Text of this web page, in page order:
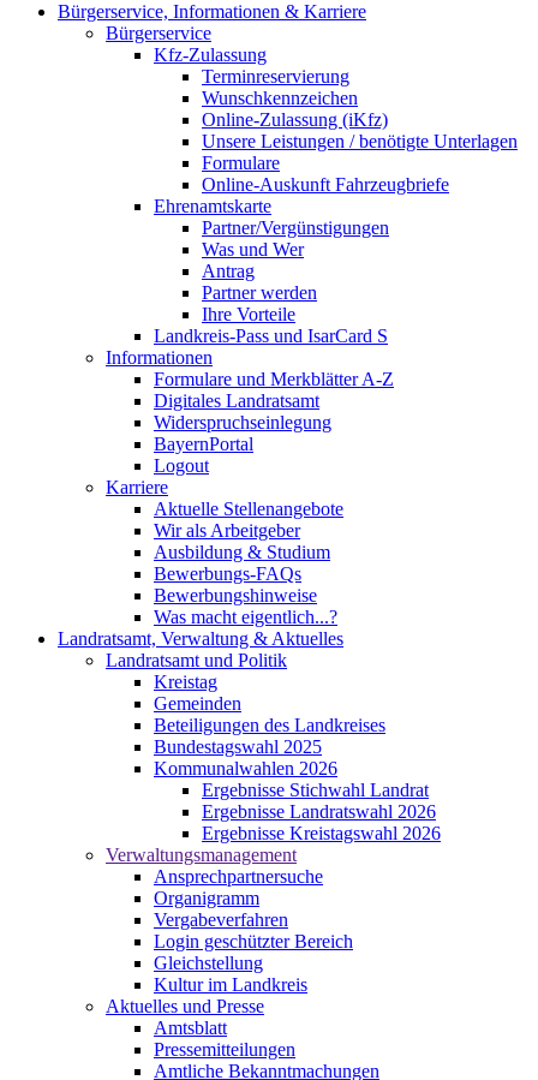
Bürgerservice, Informationen & Karriere
Bürgerservice
Kfz-Zulassung
Terminreservierung
Wunschkennzeichen
Online-Zulassung (iKfz)
Unsere Leistungen / benötigte Unterlagen
Formulare
Online-Auskunft Fahrzeugbriefe
Ehrenamtskarte
Partner/Vergünstigungen
Was und Wer
Antrag
Partner werden
Ihre Vorteile
Landkreis-Pass und IsarCard S
Informationen
Formulare und Merkblätter A-Z
Digitales Landratsamt
Widerspruchseinlegung
BayernPortal
Logout
Karriere
Aktuelle Stellenangebote
Wir als Arbeitgeber
Ausbildung & Studium
Bewerbungs-FAQs
Bewerbungshinweise
Was macht eigentlich...?
Landratsamt, Verwaltung & Aktuelles
Landratsamt und Politik
Kreistag
Gemeinden
Beteiligungen des Landkreises
Bundestagswahl 2025
Kommunalwahlen 2026
Ergebnisse Stichwahl Landrat
Ergebnisse Landratswahl 2026
Ergebnisse Kreistagswahl 2026
Verwaltungsmanagement
Ansprechpartnersuche
Organigramm
Vergabeverfahren
Login geschützter Bereich
Gleichstellung
Kultur im Landkreis
Aktuelles und Presse
Amtsblatt
Pressemitteilungen
Amtliche Bekanntmachungen